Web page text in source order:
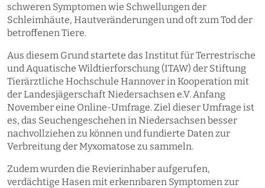
schweren Symptomen wie Schwellungen der
Schleimhäute, Hautveränderungen und oft zum Tod der
betroffenen Tiere.
Aus diesem Grund startete das Institut für Terrestrische
und Aquatische Wildtierforschung (ITAW) der Stiftung
Tierärztliche Hochschule Hannover in Kooperation mit
der Landesjägerschaft Niedersachsen e.V. Anfang
November eine Online-Umfrage. Ziel dieser Umfrage ist
es, das Seuchengeschehen in Niedersachsen besser
nachvollziehen zu können und fundierte Daten zur
Verbreitung der Myxomatose zu sammeln.
Zudem wurden die Revierinhaber aufgerufen,
verdächtige Hasen mit erkennbaren Symptomen zur